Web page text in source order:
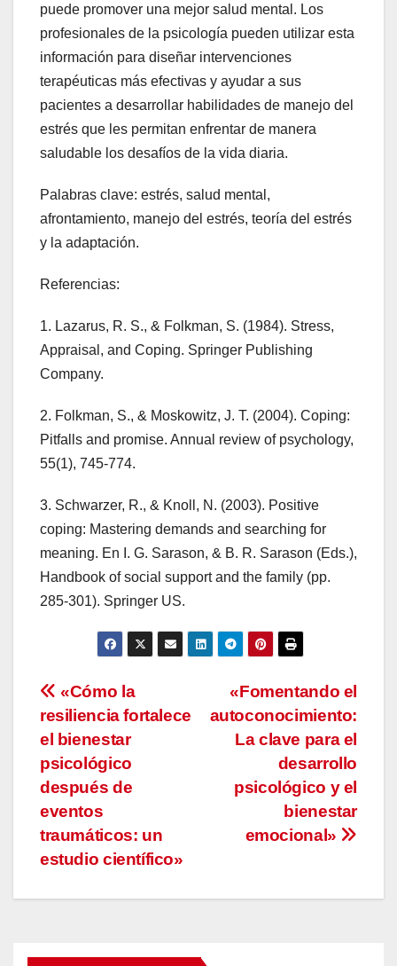
puede promover una mejor salud mental. Los
profesionales de la psicología pueden utilizar esta
información para diseñar intervenciones
terapéuticas más efectivas y ayudar a sus
pacientes a desarrollar habilidades de manejo del
estrés que les permitan enfrentar de manera
saludable los desafíos de la vida diaria.
Palabras clave: estrés, salud mental,
afrontamiento, manejo del estrés, teoría del estrés
y la adaptación.
Referencias:
1. Lazarus, R. S., & Folkman, S. (1984). Stress,
Appraisal, and Coping. Springer Publishing
Company.
2. Folkman, S., & Moskowitz, J. T. (2004). Coping:
Pitfalls and promise. Annual review of psychology,
55(1), 745-774.
3. Schwarzer, R., & Knoll, N. (2003). Positive
coping: Mastering demands and searching for
meaning. En I. G. Sarason, & B. R. Sarason (Eds.),
Handbook of social support and the family (pp.
285-301). Springer US.
Navegación
de
entradas
«Fomentando el
autoconocimiento:
La clave para el
desarrollo
psicológico y el
bienestar
emocional»
«Cómo la
resiliencia fortalece
el bienestar
psicológico
después de
eventos
traumáticos: un
estudio científico»